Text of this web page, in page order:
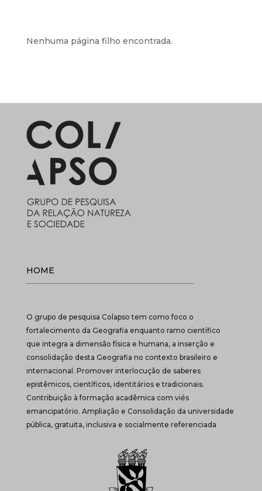
Nenhuma página filho encontrada.
HOME
O grupo de pesquisa Colapso tem como foco o
fortalecimento da Geografia enquanto ramo científico
que integra a dimensão física e humana, a inserção e
consolidação desta Geografia no contexto brasileiro e
internacional. Promover interlocução de saberes
epistêmicos, científicos, identitários e tradicionais.
Contribuição à formação acadêmica com viés
emancipatório. Ampliação e Consolidação da universidade
pública, gratuita, inclusiva e socialmente referenciada